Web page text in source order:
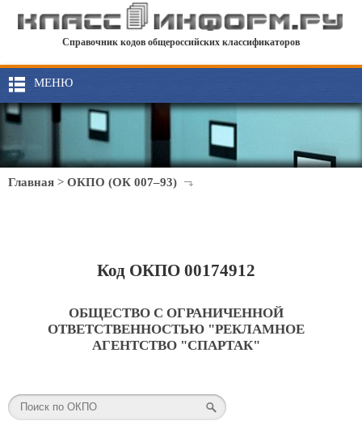
Справочник кодов общероссийских классификаторов
МЕНЮ
Главная > ОКПО (ОК 007–93)
Код ОКПО 00174912
ОБЩЕСТВО С ОГРАНИЧЕННОЙ
ОТВЕТСТВЕННОСТЬЮ "РЕКЛАМНОЕ
АГЕНТСТВО "СПАРТАК"